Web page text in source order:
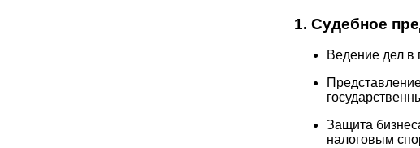
1. Судебное
Ведение дел в
Защита
налоговым